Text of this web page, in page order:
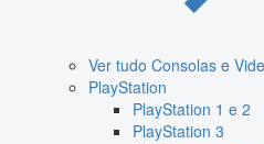
Ver tudo Consolas e
PlayStation
PlayStation 1 e 2
PlayStation 3